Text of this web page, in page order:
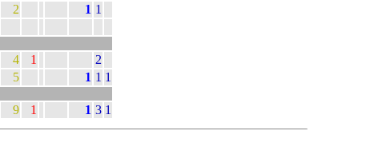
2 1 1
4 1
2
5 1 1 1
9 1 1 3 1